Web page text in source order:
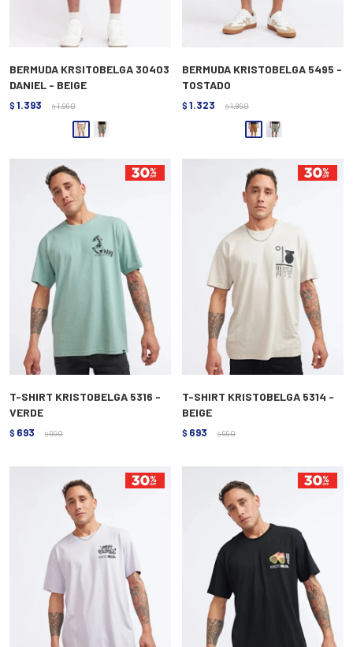
BERMUDA KRSITOBELGA 30403
DANIEL - BEIGE
$ 1.393 $ 1.990
BERMUDA KRISTOBELGA 5495 -
TOSTADO
$ 1.323 $ 1.890
T-SHIRT KRISTOBELGA 5316 -
VERDE
$ 693 $ 990
T-SHIRT KRISTOBELGA 5314 -
BEIGE
$ 693 $ 990